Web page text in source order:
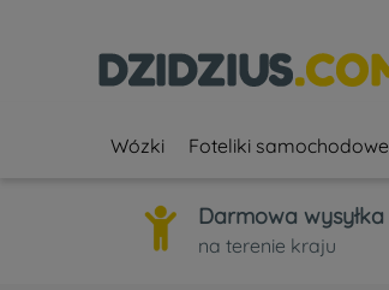
Wózki Foteliki samochodowe
Darmowa wysyłka
na terenie kraju